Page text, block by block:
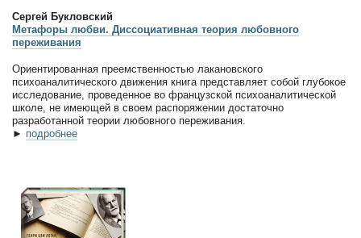
Сергей Букловский
Метафоры любви. Диссоциативная теория любовного
переживания
Ориентированная преемственностью лакановского
психоаналитического движения книга представляет собой глубокое
исследование, проведенное во французской психоаналитической
школе, не имеющей в своем распоряжении достаточно
разработанной теории любовного переживания.
► подробнее